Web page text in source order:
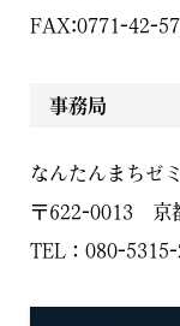
FAX:0771-42-
事務局
なんたんまちゼ
〒622-0013 京
TEL：080-5315-